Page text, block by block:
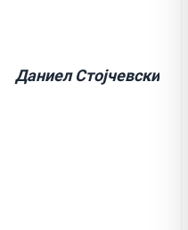
Даниел Стојчевски